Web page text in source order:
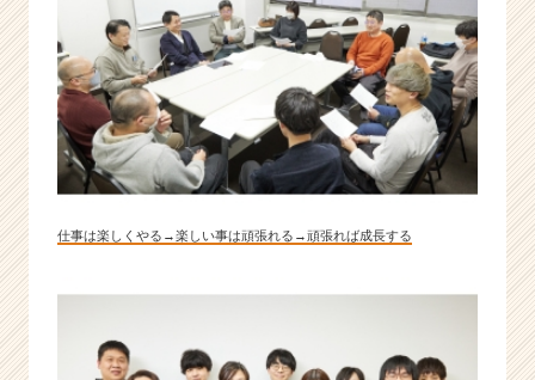
仕事は楽しくやる→楽しい事は頑張れる→頑張れば成長する